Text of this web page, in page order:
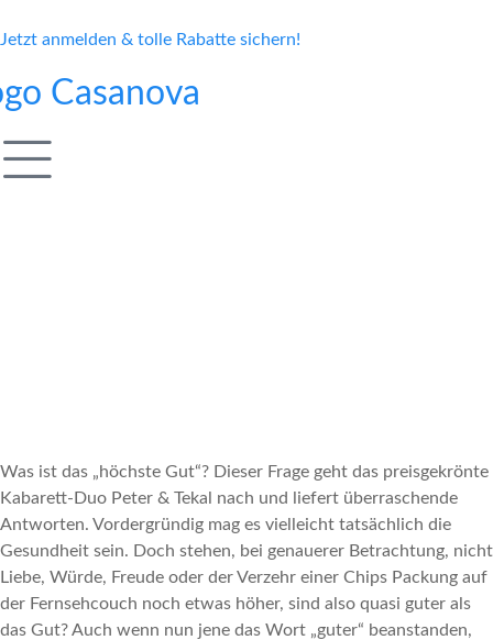
Jetzt anmelden & tolle Rabatte sichern!
Was ist das „höchste Gut“? Dieser Frage geht das preisgekrönte
Kabarett-Duo Peter & Tekal nach und liefert überraschende
Antworten. Vordergründig mag es vielleicht tatsächlich die
Gesundheit sein. Doch stehen, bei genauerer Betrachtung, nicht
Liebe, Würde, Freude oder der Verzehr einer Chips Packung auf
der Fernsehcouch noch etwas höher, sind also quasi guter als
das Gut? Auch wenn nun jene das Wort „guter“ beanstanden,